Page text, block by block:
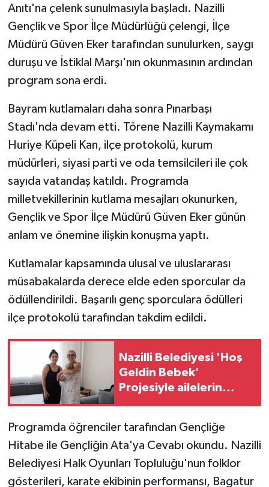
Anıtı'na çelenk sunulmasıyla başladı. Nazilli
Gençlik ve Spor İlçe Müdürlüğü çelengi, İlçe
Müdürü Güven Eker tarafından sunulurken, saygı
duruşu ve İstiklal Marşı'nın okunmasının ardından
program sona erdi.
Bayram kutlamaları daha sonra Pınarbaşı
Stadı'nda devam etti. Törene Nazilli Kaymakamı
Huriye Küpeli Kan, ilçe protokolü, kurum
müdürleri, siyasi parti ve oda temsilcileri ile çok
sayıda vatandaş katıldı. Programda
milletvekillerinin kutlama mesajları okunurken,
Gençlik ve Spor İlçe Müdürü Güven Eker günün
anlam ve önemine ilişkin konuşma yaptı.
Kutlamalar kapsamında ulusal ve uluslararası
müsabakalarda derece elde eden sporcular da
ödüllendirildi. Başarılı genç sporculara ödülleri
ilçe protokolü tarafından takdim edildi.
Nazilli Belediyesi 'Hoş
Geldin Bebek'
Projesiyle ailelerin
Programda öğrenciler tarafından Gençliğe
Hitabe ile Gençliğin Ata'ya Cevabı okundu. Nazilli
Belediyesi Halk Oyunları Topluluğu'nun folklor
gösterileri, karate ekibinin performansı, Bagatur